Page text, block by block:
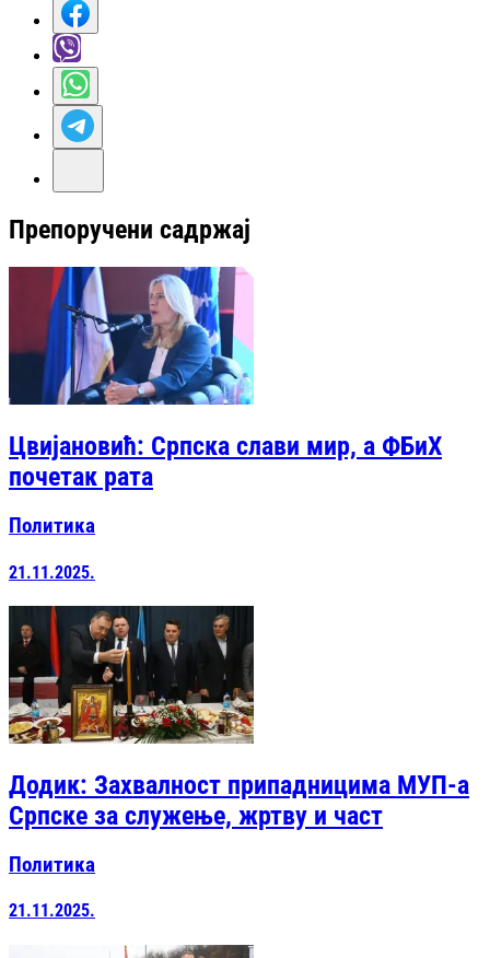
Препоручени садржај
Цвијановић: Српска слави мир, а ФБиХ
почетак рата
Политика
21.11.2025.
Додик: Захвалност припадницима МУП-а
Српске за служење, жртву и част
Политика
21.11.2025.